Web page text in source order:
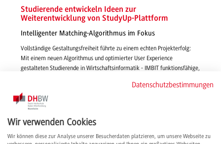
Studierende entwickeln Ideen zur
Weiterentwicklung von StudyUp-Plattform
Intelligenter Matching-Algorithmus im Fokus
Vollständige Gestaltungsfreiheit führte zu einem echten Projekterfolg:
Mit einem neuen Algorithmus und optimierter User Experience
gestalteten Studierende in Wirtschaftsinformatik - IMBIT funktionsfähige,
weiterlesen
Datenschutzbestimmungen
Wir verwenden Cookies
Wir können diese zur Analyse unserer Besucherdaten platzieren, um unsere Webseite zu